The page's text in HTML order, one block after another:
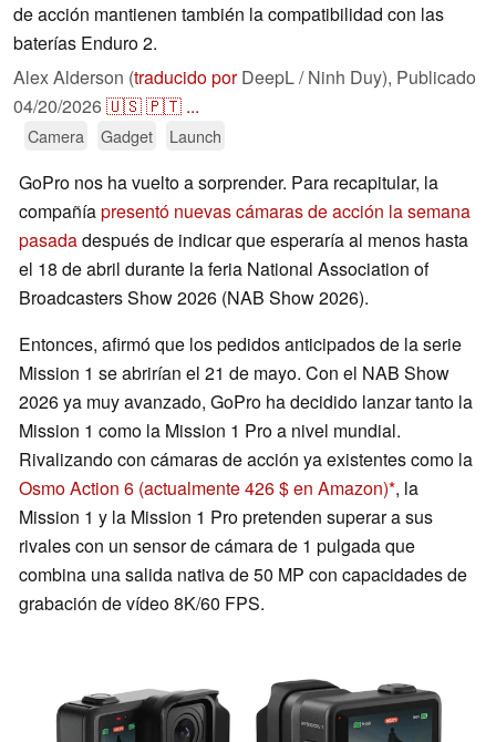
de acción mantienen también la compatibilidad con las
baterías Enduro 2.
Alex Alderson (traducido porDeepL / Ninh Duy), Publicado
04/20/2026🇺🇸🇵🇹 ...
Camera Gadget Launch
GoPro nos ha vuelto a sorprender. Para recapitular, la
compañíapresentó nuevas cámaras de acción la semana
pasadadespués de indicar que esperaría al menos hasta
el 18 de abril durante la feria National Association of
Broadcasters Show 2026 (NAB Show 2026).
Entonces, afirmó que los pedidos anticipados de la serie
Mission 1 se abrirían el 21 de mayo. Con el NAB Show
2026 ya muy avanzado, GoPro ha decidido lanzar tanto la
Mission 1 como la Mission 1 Pro a nivel mundial.
Rivalizando con cámaras de acción ya existentes como la
Osmo Action 6 (actualmente 426 $ en Amazon) , la
Mission 1 y la Mission 1 Pro pretenden superar a sus
rivales con un sensor de cámara de 1 pulgada que
combina una salida nativa de 50 MP con capacidades de
grabación de vídeo 8K/60 FPS.